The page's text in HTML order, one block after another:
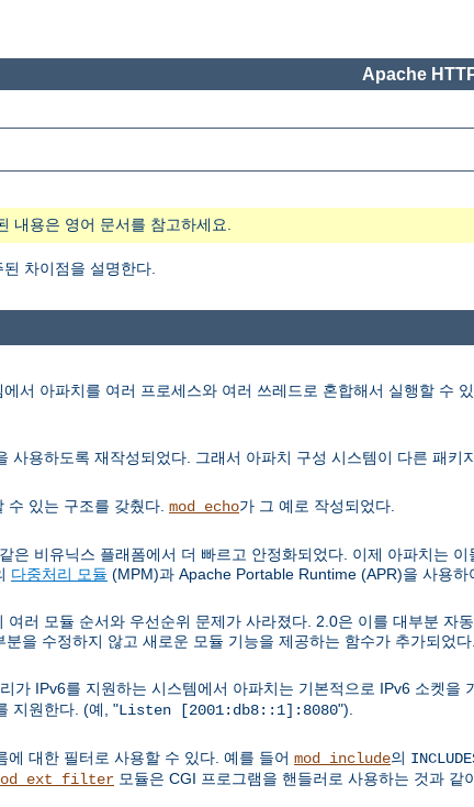
Apache
내용은 영어 문서를 참고하세요.
차이점을 설명한다.
서 아파치를 여러 프로세스와 여러 쓰레드로 혼합해서 실행할 수
사용하도록 재작성되었다. 그래서 아파치 구성 시스템이 다른 패키
수 있는 구조를 갖췄다. mod_echo가 그 예로 작성되었다.
은 비유닉스 플래폼에서 더 빠르고 안정화되었다. 이제 아파치는
다중처리 모듈 (MPM)과 Apache Portable Runtime (APR)을 사용하
여러 모듈 순서와 우선순위 문제가 사라졌다. 2.0은 이를 대부분 자
을 수정하지 않고 새로운 모듈 기능을 제공하는 함수가 추가되었다.
가 IPv6를 지원하는 시스템에서 아파치는 기본적으로 IPv6 소켓을
지원한다. (예, "Listen [2001:db8::1]:8080").
대한 필터로 사용할 수 있다. 예를 들어 mod_include의
모듈은 CGI 프로그램을 핸들러로 사용하는 것과 같